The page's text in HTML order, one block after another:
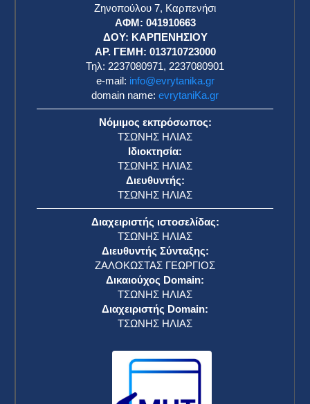
Ζηνοπούλου 7, Καρπενήσι
ΑΦΜ: 041910663
ΔΟΥ: ΚΑΡΠΕΝΗΣΙΟΥ
ΑΡ. ΓΕΜΗ: 013710723000
Τηλ: 2237080971, 2237080901
e-mail: info@evrytanika.gr
domain name: evrytaniKa.gr
Νόμιμος εκπρόσωπος:
ΤΣΩΝΗΣ ΗΛΙΑΣ
Ιδιοκτησία:
ΤΣΩΝΗΣ ΗΛΙΑΣ
Διευθυντής:
ΤΣΩΝΗΣ ΗΛΙΑΣ
Διαχειριστής ιστοσελίδας:
ΤΣΩΝΗΣ ΗΛΙΑΣ
Διευθυντής Σύνταξης:
ΖΑΛΟΚΩΣΤΑΣ ΓΕΩΡΓΙΟΣ
Δικαιούχος Domain:
ΤΣΩΝΗΣ ΗΛΙΑΣ
Διαχειριστής Domain:
ΤΣΩΝΗΣ ΗΛΙΑΣ